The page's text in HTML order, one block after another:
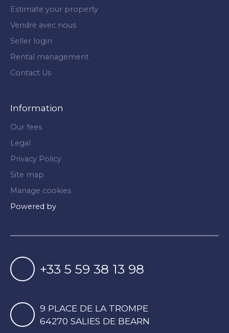
Estimate your property
Vendre avec nous
Seller login
Rental management
Contact Us
Information
Our fees
Legal
Privacy Policy
Site map
Manage cookies
Powered by
+33 5 59 38 13 98
9 PLACE DE LA TROMPE
64270 SALIES DE BEARN